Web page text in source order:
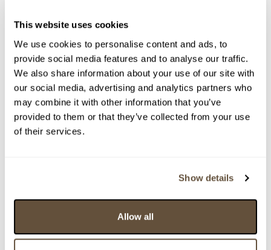
This website uses cookies
We use cookies to personalise content and ads, to
provide social media features and to analyse our traffic.
We also share information about your use of our site with
our social media, advertising and analytics partners who
may combine it with other information that you’ve
provided to them or that they’ve collected from your use
of their services.
Show details
Allow all
Detail položky
Akvarel, 29x46 cm. Signováno vpravo dole Jos. Jíra 57.
Rám, pasparta, sklo.